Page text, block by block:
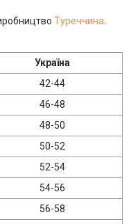
Туреччина
Україна
42-44
46-48
48-50
50-52
52-54
54-56
56-58